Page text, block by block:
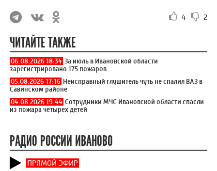
4 2
ЧИТАЙТЕ ТАКЖЕ
06.08.2026 18:34 За июль в Ивановской области
зарегистрировано 175 пожаров
05.08.2026 17:16 Неисправный глушитель чуть не спалил ВАЗ в
Савинском районе
04.08.2026 19:44 Сотрудники МЧС Ивановской области спасли
из пожара четырех детей
РАДИО РОССИИ ИВАНОВО
ПРЯМОЙ ЭФИР